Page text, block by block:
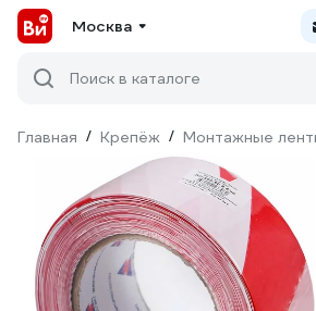
Москва
Поиск в каталоге
Главная / Крепёж / Монтажные